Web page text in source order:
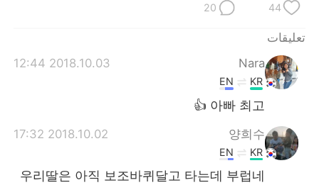
44
20
تعليقات
Nara
2018.10.03 12:44
KR
EN
아빠 최고 👍
양희수
2018.10.02 17:32
KR
EN
우리딸은 아직 보조바퀴달고 타는데 부럽네